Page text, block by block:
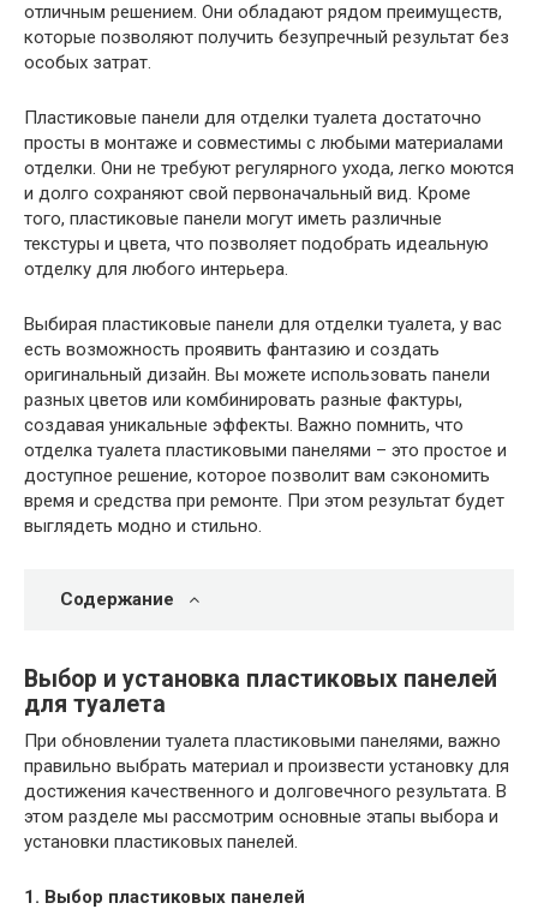
отличным решением. Они обладают рядом преимуществ,
которые позволяют получить безупречный результат без
особых затрат.
Пластиковые панели для отделки туалета достаточно
просты в монтаже и совместимы с любыми материалами
отделки. Они не требуют регулярного ухода, легко моются
и долго сохраняют свой первоначальный вид. Кроме
того, пластиковые панели могут иметь различные
текстуры и цвета, что позволяет подобрать идеальную
отделку для любого интерьера.
Выбирая пластиковые панели для отделки туалета, у вас
есть возможность проявить фантазию и создать
оригинальный дизайн. Вы можете использовать панели
разных цветов или комбинировать разные фактуры,
создавая уникальные эффекты. Важно помнить, что
отделка туалета пластиковыми панелями – это простое и
доступное решение, которое позволит вам сэкономить
время и средства при ремонте. При этом результат будет
выглядеть модно и стильно.
Содержание
Выбор и установка пластиковых панелей
для туалета
При обновлении туалета пластиковыми панелями, важно
правильно выбрать материал и произвести установку для
достижения качественного и долговечного результата. В
этом разделе мы рассмотрим основные этапы выбора и
установки пластиковых панелей.
1. Выбор пластиковых панелей